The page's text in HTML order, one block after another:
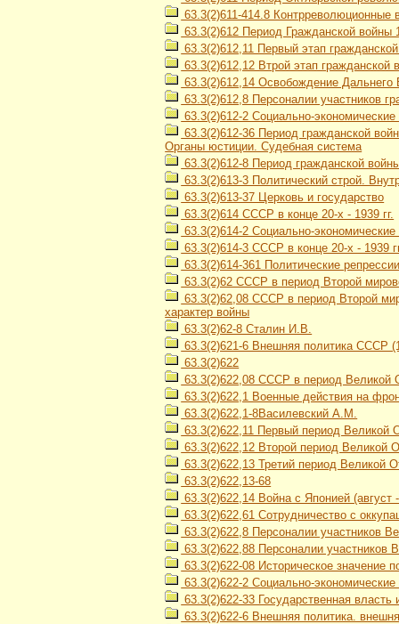
63.3(2)611-414.8 Контрреволюционные
63.3(2)612 Период Гражданской войны
63.3(2)612,11 Первый этап
63.3(2)612,12 Втрой этап гражданской
63.3(2)612,14 Освобождение Дальнего
63.3(2)612,8 Персоналии участников
63.3(2)612-2 Социально-
63.3(2)612-36 Период гражданской
Органы юстиции. Судебная система
63.3(2)612-8 Период гражданской
63.3(2)613-3 Политический строй.
63.3(2)613-37 Церковь и государство
63.3(2)614 СССР в конце 20-х - 1939 гг.
63.3(2)614-2 Социально-
63.3(2)614-3 СССР в конце 20-х - 1939
63.3(2)614-361 Политические
63.3(2)62 СССР в период Второй
63.3(2)62,08 СССР в период Второй
характер войны
63.3(2)62-8 Сталин И.В.
63.3(2)621-6 Внешняя политика СССР
63.3(2)622
63.3(2)622,08 СССР в период Великой
63.3(2)622,1 Военные действия на
63.3(2)622,1-8Василевский А.М.
63.3(2)622,11 Первый период Великой
63.3(2)622,12 Второй период Великой
63.3(2)622,13 Третий период Великой
63.3(2)622,13-68
63.3(2)622,14 Война с Японией (август
63.3(2)622,61 Сотрудничество с
63.3(2)622,8 Персоналии участников
63.3(2)622,88 Персоналии участников
63.3(2)622-08 Историческое значение
63.3(2)622-2 Социально-
63.3(2)622-33 Государственная
63.3(2)622-6 Внешняя политика.